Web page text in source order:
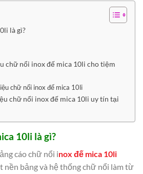
là gì?
chữ nổi inox đế mica 10li cho tiệm
chữ nổi inox đế mica 10li
chữ nổi inox đế mica 10li uy tín tại
10li là gì?
cáo chữ nổi inox đế mica 10li
bảng và hệ thống chữ nổi làm từ